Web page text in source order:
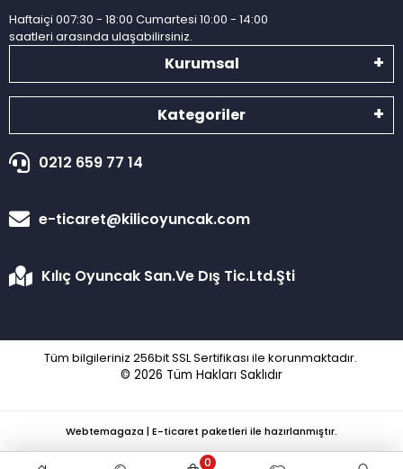
Haftaiçi 007:30 - 18:00 Cumartesi 10:00 - 14:00
saatleri arasında ulaşabilirsiniz.
Kurumsal
Kategoriler
0212 659 77 14
e-ticaret@kilicoyuncak.com
Kılıç Oyuncak San.Ve Dış Tic.Ltd.Şti
Tüm bilgileriniz 256bit SSL Sertifikası ile korunmaktadır.
© 2026 Tüm Hakları Saklıdır
0
Webtemagaza | E-ticaret paketleri ile hazırlanmıştır.